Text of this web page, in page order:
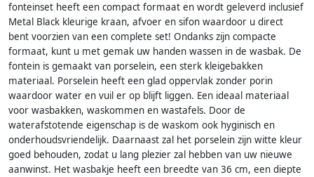
fonteinset heeft een compact formaat en wordt geleverd inclusief
Metal Black kleurige kraan, afvoer en sifon waardoor u direct
bent voorzien van een complete set! Ondanks zijn compacte
formaat, kunt u met gemak uw handen wassen in de wasbak. De
fontein is gemaakt van porselein, een sterk kleigebakken
materiaal. Porselein heeft een glad oppervlak zonder porin
waardoor water en vuil er op blijft liggen. Een ideaal materiaal
voor wasbakken, waskommen en wastafels. Door de
waterafstotende eigenschap is de waskom ook hyginisch en
onderhoudsvriendelijk. Daarnaast zal het porselein zijn witte kleur
goed behouden, zodat u lang plezier zal hebben van uw nieuwe
aanwinst. Het wasbakje heeft een breedte van 36 cm, een diepte